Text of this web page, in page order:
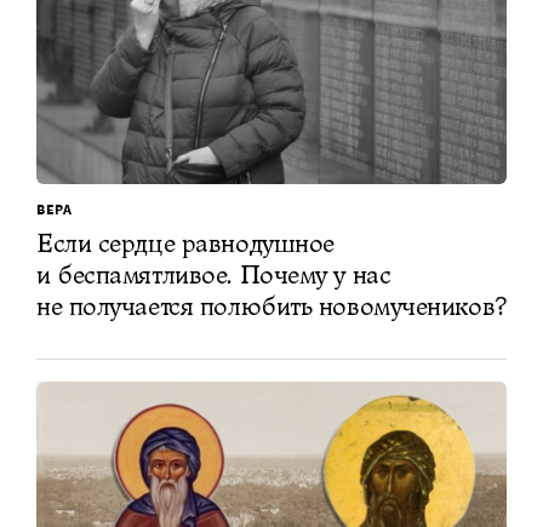
ВЕРА
Если сердце равнодушное
и беспамятливое. Почему у нас
не получается полюбить новомучеников?